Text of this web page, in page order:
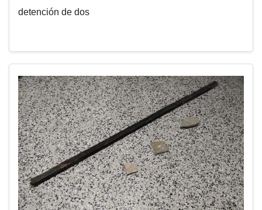
detención de dos